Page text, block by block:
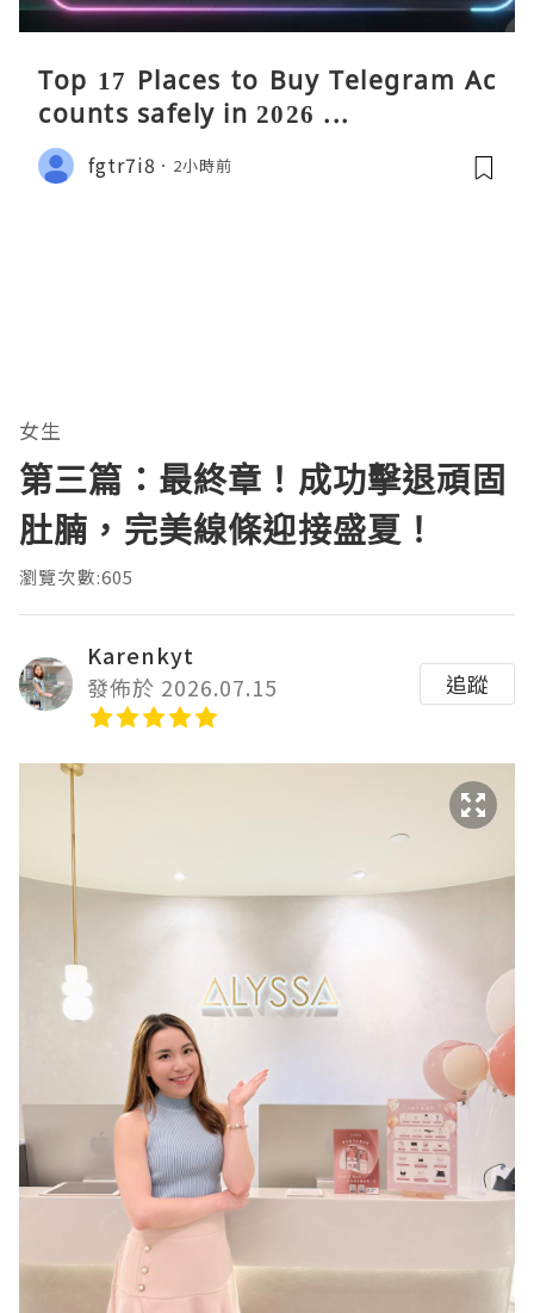
Top 17 Places to Buy Telegram Ac
counts safely in 2026 ...
fgtr7i8 2小時前
女生
第三篇：最終章！成功擊退頑固
肚腩，完美線條迎接盛夏！
瀏覽次數:605
Karenkyt
發佈於 2026.07.15
追蹤